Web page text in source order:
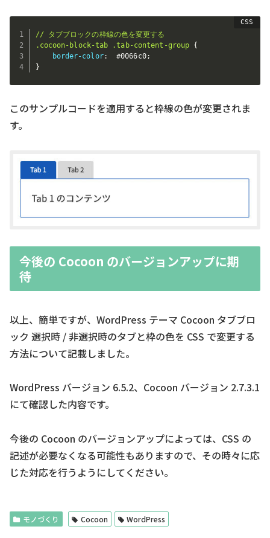
// タブブロックの枠線の色を変更する
.cocoon-block-tab .tab-content-group {
border-color:
  #0066c0
;
}
このサンプルコードを適用すると枠線の色が変更されま
す。
今後の Cocoon のバージョンアップに期
待
以上、簡単ですが、WordPress テーマ Cocoon タブブロ
ック 選択時 / 非選択時のタブと枠の色を CSS で変更する
方法について記載しました。
WordPress バージョン 6.5.2、Cocoon バージョン 2.7.3.1
にて確認した内容です。
今後の Cocoon のバージョンアップによっては、CSS の
記述が必要なくなる可能性もありますので、その時々に応
じた対応を行うようにしてください。
モノづくり Cocoon WordPress